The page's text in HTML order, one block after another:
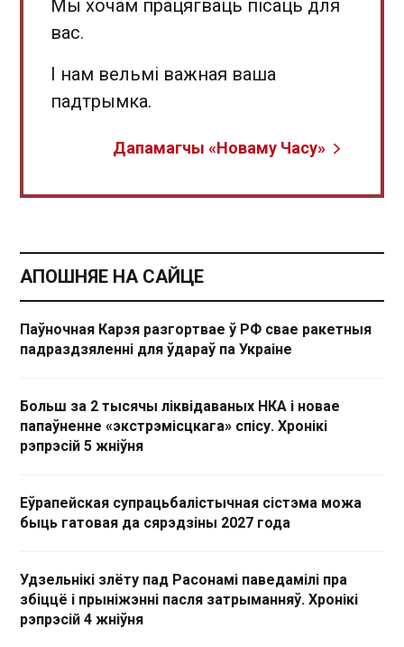
Мы хочам працягваць пісаць для
вас.
І нам вельмі важная ваша
падтрымка.
Дапамагчы «Новаму Часу»
АПОШНЯЕ НА САЙЦЕ
Паўночная Карэя разгортвае ў РФ свае ракетныя
падраздзяленні для ўдараў па Украіне
Больш за 2 тысячы ліквідаваных НКА і новае
папаўненне «экстрэмісцкага» спісу. Хронікі
рэпрэсій 5 жніўня
Еўрапейская супрацьбалістычная сістэма можа
быць гатовая да сярэдзіны 2027 года
Удзельнікі злёту пад Расонамі паведамілі пра
збіццё і прыніжэнні пасля затрыманняў. Хронікі
рэпрэсій 4 жніўня